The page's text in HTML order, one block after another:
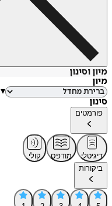
מיון וסינון
מיון
▾
סינון
פורמטים
דיגיטלי מודפס
קולי
ביקורות